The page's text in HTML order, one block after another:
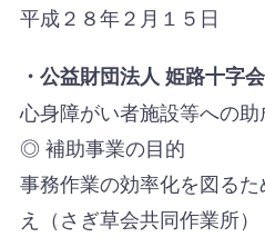
平成２８年２月１５日
・公益財団法人 姫路十字
心身障がい者施設等への助
◎ 補助事業の目的
事務作業の効率化を図る
え（さぎ草会共同作業所）